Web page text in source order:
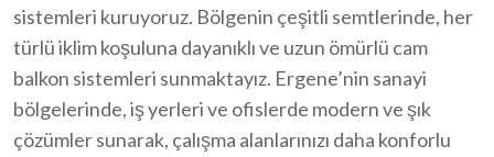
sistemleri kuruyoruz. Bölgenin çeşitli semtlerinde, her
türlü iklim koşuluna dayanıklı ve uzun ömürlü cam
balkon sistemleri sunmaktayız. Ergene’nin sanayi
bölgelerinde, iş yerleri ve ofislerde modern ve şık
çözümler sunarak, çalışma alanlarınızı daha konforlu